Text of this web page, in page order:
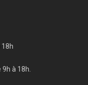
18h
à 18h.